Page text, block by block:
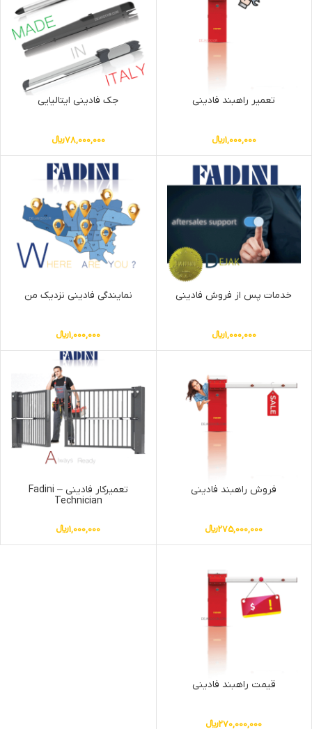
تعمیر راهبند فادینی
1,000,000﷼
جک فادینی ایتالیایی
78,000,000﷼
خدمات پس از فروش فادینی
1,000,000﷼
نمایندگی فادینی نزدیک من
1,000,000﷼
فروش راهبند فادینی
275,000,000﷼
تعمیرکار فادینی – Fadini
Technician
1,000,000﷼
قیمت راهبند فادینی
270,000,000﷼